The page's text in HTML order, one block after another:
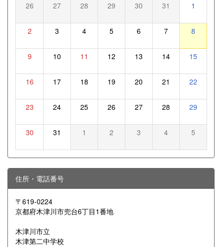
26 27 28 29 30 31 1
2 3 4 5 6 7 8
9 10 11 12 13 14 15
16 17 18 19 20 21 22
23 24 25 26 27 28 29
30 31 1 2 3 4 5
住所・電話番号
〒619-0224
京都府木津川市兜台6丁目1番地
木津川市立
木津第二中学校